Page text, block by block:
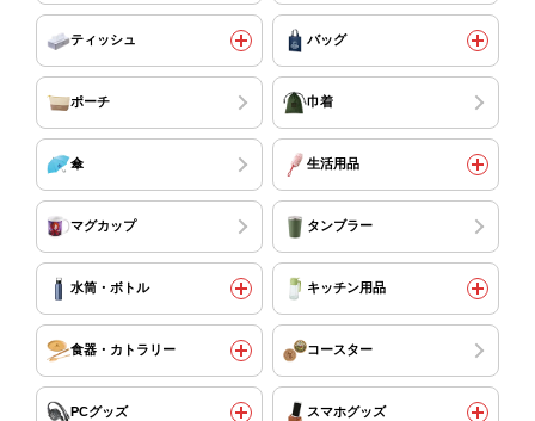
ティッシュ バッグ
ポーチ 巾着
傘 生活用品
マグカップ タンブラー
水筒・ボトル キッチン用品
食器・カトラリー コースター
PCグッズ スマホグッズ